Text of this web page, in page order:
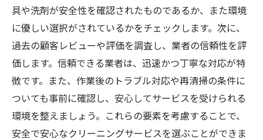
プロが教える汚れ別の洗剤選び
短時間で成果を出す掃除テクニック
トイレ掃除における注意点とその対策
掃除のプロが推奨する手順と方法
清掃後の仕上げで差がつくポイント
ハウスクリーニングサービスを活用した効果的
なトイレ掃除
具や洗剤が安全性を確認されたものであるか、また環境
に優しい選択がされているかをチェックします。次に、
過去の顧客レビューや評価を調査し、業者の信頼性を評
価します。信頼できる業者は、迅速かつ丁寧な対応が特
徴です。また、作業後のトラブル対応や再清掃の条件に
ついても事前に確認し、安心してサービスを受けられる
環境を整えましょう。これらの要素を考慮することで、
安全で安心なクリーニングサービスを選ぶことができま